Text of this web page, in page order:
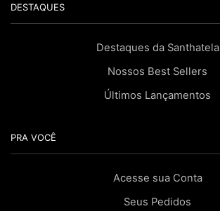
DESTAQUES
Destaques da Santhatela
Nossos Best Sellers
Últimos Lançamentos
PRA VOCÊ
Acesse sua Conta
Seus Pedidos